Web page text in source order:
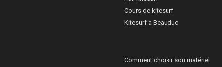
Cours de kitesurf
Kitesurf à Beauduc
Comment choisir son matériel